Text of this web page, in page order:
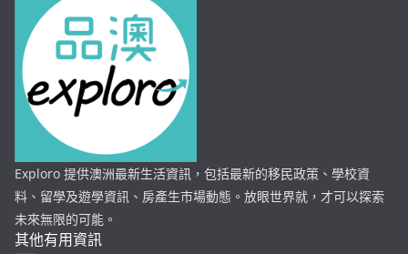
Exploro 提供澳洲最新生活資訊，包括最新的移民政策、學校資
料、留學及遊學資訊、房產生市場動態。放眼世界就，才可以探索
未來無限的可能。
其他有用資訊